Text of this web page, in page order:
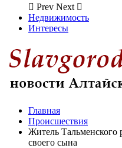
Prev Next
Недвижимость
Интересы
Главная
Происшествия
Житель Тальменского
своего сына